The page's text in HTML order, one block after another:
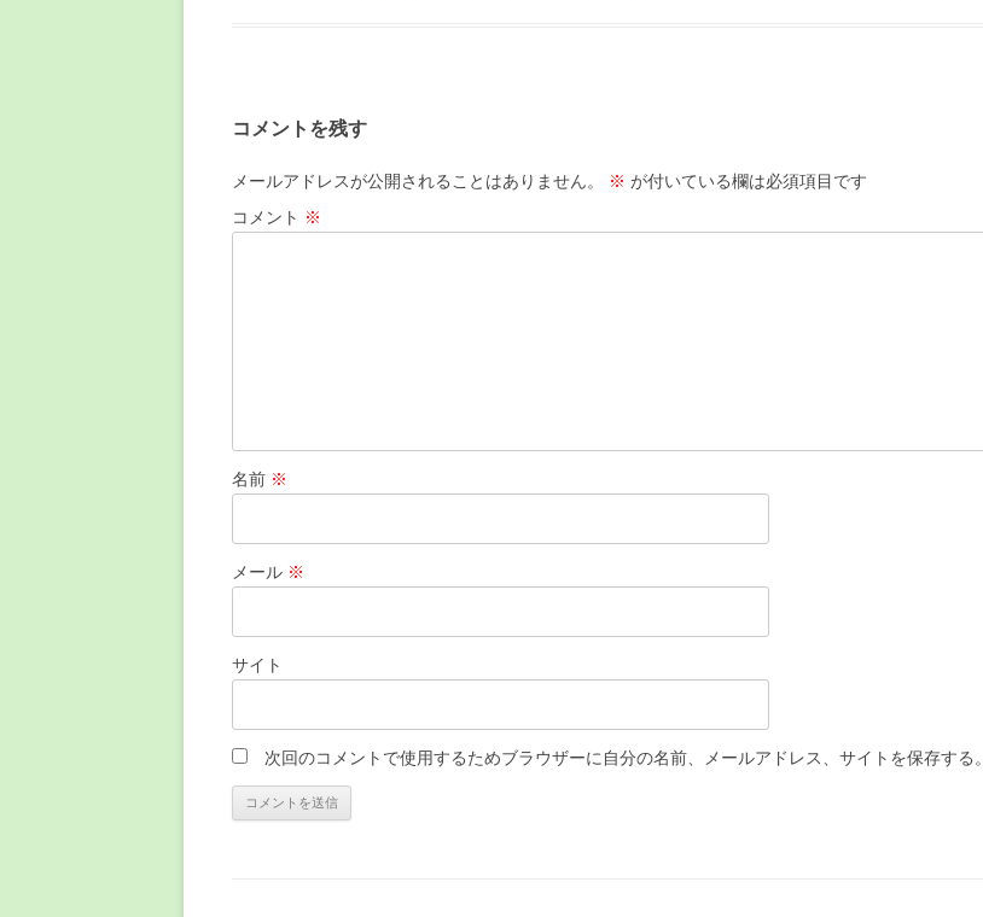
コメントを残す
メールアドレスが公開されることはありません。 ※ が付いている欄は必須項目です
コメント ※
名前 ※
メール ※
サイト
次回のコメントで使用するためブラウザーに自分の名前、メールアドレス、サイトを保存する。